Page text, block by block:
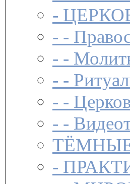
-
- -
- -
- -
- -
- -
-